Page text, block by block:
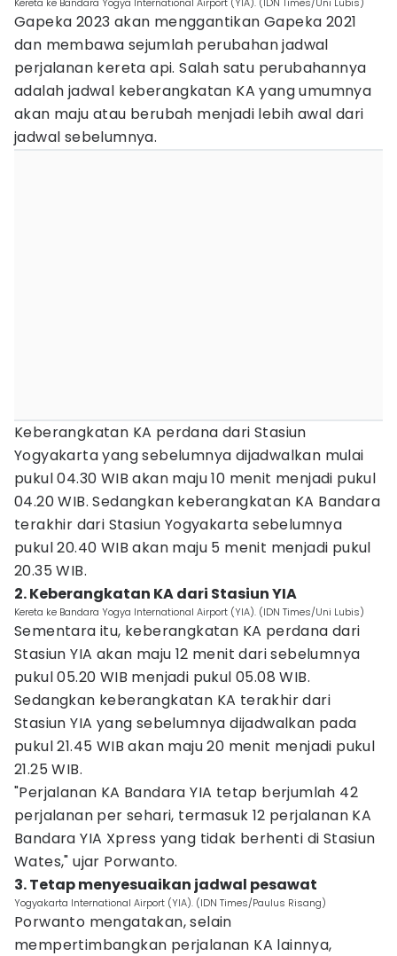
Gapeka 2023 akan menggantikan Gapeka 2021
dan membawa sejumlah perubahan jadwal
perjalanan kereta api. Salah satu perubahannya
adalah jadwal keberangkatan KA yang umumnya
akan maju atau berubah menjadi lebih awal dari
jadwal sebelumnya.
Keberangkatan KA perdana dari Stasiun
Yogyakarta yang sebelumnya dijadwalkan mulai
pukul 04.30 WIB akan maju 10 menit menjadi pukul
04.20 WIB. Sedangkan keberangkatan KA Bandara
terakhir dari Stasiun Yogyakarta sebelumnya
pukul 20.40 WIB akan maju 5 menit menjadi pukul
20.35 WIB.
2. Keberangkatan KA dari Stasiun YIA
Kereta ke Bandara Yogya International Airport (YIA). (IDN Times/Uni Lubis)
Sementara itu, keberangkatan KA perdana dari
Stasiun YIA akan maju 12 menit dari sebelumnya
pukul 05.20 WIB menjadi pukul 05.08 WIB.
Sedangkan keberangkatan KA terakhir dari
Stasiun YIA yang sebelumnya dijadwalkan pada
pukul 21.45 WIB akan maju 20 menit menjadi pukul
21.25 WIB.
"Perjalanan KA Bandara YIA tetap berjumlah 42
perjalanan per sehari, termasuk 12 perjalanan KA
Bandara YIA Xpress yang tidak berhenti di Stasiun
Wates," ujar Porwanto.
3. Tetap menyesuaikan jadwal pesawat
Yogyakarta International Airport (YIA). (IDN Times/Paulus Risang)
Porwanto mengatakan, selain
mempertimbangkan perjalanan KA lainnya,